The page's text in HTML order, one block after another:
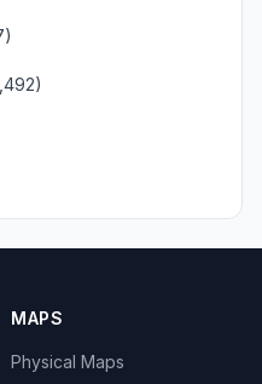
MAPS
Physical Maps